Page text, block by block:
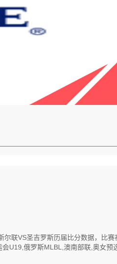
联VS圣吉罗斯历届比分数据，比赛
U19,俄罗斯MLBL,澳南部联,奥女预